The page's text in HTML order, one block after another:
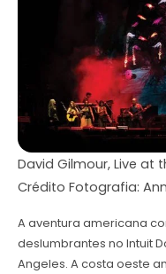
David Gilmour, Live at
Crédito Fotografia:
A aventura americana
deslumbrantes no Intuit
Angeles. A costa oeste